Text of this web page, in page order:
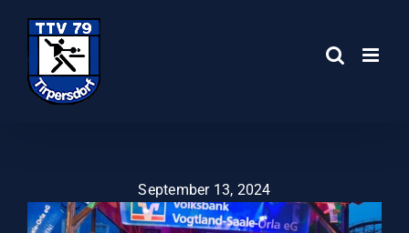
Inhalt
springen
September 13, 2024